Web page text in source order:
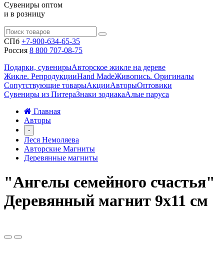
Сувениры оптом
и в розницу
СПб +7-900-634-65-35
Россия 8 800 707-08-75
Подарки, сувенирыАвторское жикле на дереве
Жикле. РепродукцииHand MadeЖивопись. Оригиналы
Сопутствующие товарыАкцииАвторыОптовики
Сувениры из ПитераЗнаки зодиакаАлые паруса
Главная
Авторы
-
Леся Немоляева
Авторские Магниты
Деревянные магниты
"Ангелы семейного счастья"
Деревянный магнит 9х11 см